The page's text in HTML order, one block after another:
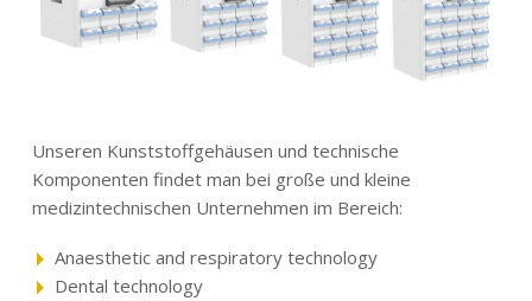
Unseren Kunststoffgehäusen und technische
Komponenten findet man bei große und kleine
medizintechnischen Unternehmen im Bereich:
Anaesthetic and respiratory technology
Dental technology